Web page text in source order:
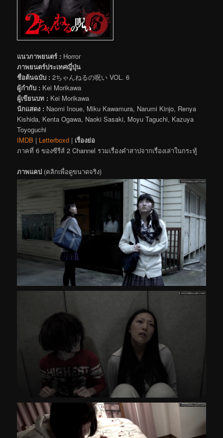
แนวภาพยนตร์ : Horror
ภาพยนตร์ประเทศญี่ปุ่น
ชื่อต้นฉบับ : 2ちゃんねるの呪い VOL. 6
ผู้กำกับ : Kei Morikawa
ผู้เขียนบท : Kei Morikawa
นักแสดง : Naomi Inoue, Miku Kawamura, Narumi Kinjo, Renya
Kishida, Kenta Ogawa, Naoki Sasaki, Moyu Taguchi, Kazuya
Toyoguchi
IMDB | Letterboxd | เรื่องย่อ
ภาคที่ 6 ของซีรีส์ 2 Channel รวมเรื่องคำสาปจากเรื่องเล่าในกระทู้
ภาพแคป (คลิกเพื่อดูขนาดจริง)